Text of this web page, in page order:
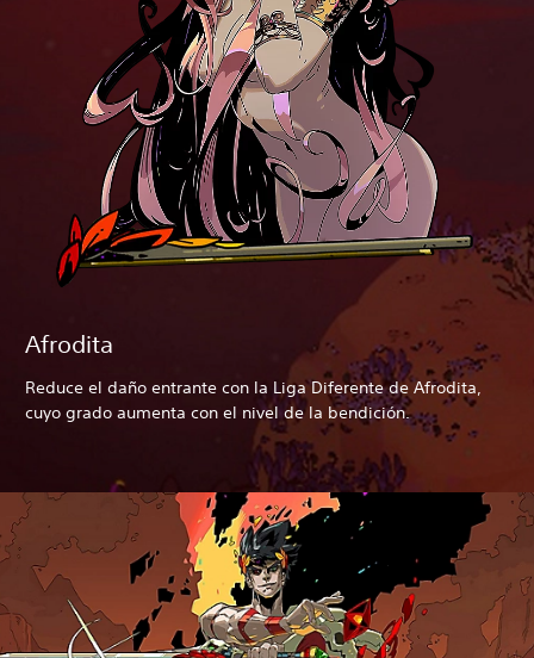
Afrodita
Reduce el daño entrante con la Liga Diferente de Afrodita,
cuyo grado aumenta con el nivel de la bendición.